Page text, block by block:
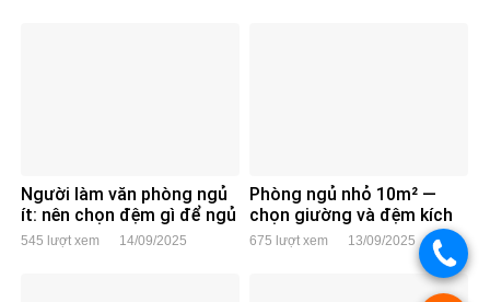
Người làm văn phòng ngủ
ít: nên chọn đệm gì để ngủ
sâu hơn?
545 lượt xem 14/09/2025
Phòng ngủ nhỏ 10m² —
chọn giường và đệm kích
thước nào hợp lý?
675 lượt xem 13/09/2025
.